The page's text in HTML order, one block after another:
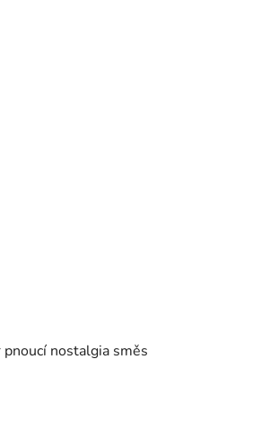
pnoucí nostalgia směs